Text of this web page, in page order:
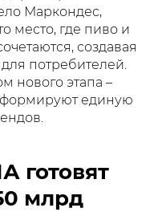
Маркондес,
место, где пиво и
создавая
потребителей.
нового этапа –
формируют единую
готовят
млрд